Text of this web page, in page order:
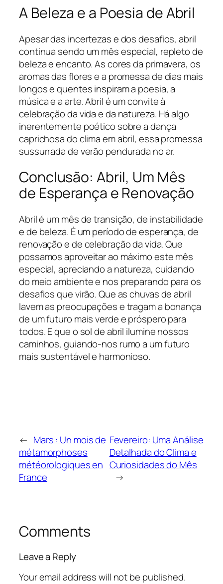
A Beleza e a Poesia de Abril
Apesar das incertezas e dos desafios, abril
continua sendo um mês especial, repleto de
beleza e encanto. As cores da primavera, os
aromas das flores e a promessa de dias mais
longos e quentes inspiram a poesia, a
música e a arte. Abril é um convite à
celebração da vida e da natureza. Há algo
inerentemente poético sobre a dança
caprichosa do clima em abril, essa promessa
sussurrada de verão pendurada no ar.
Conclusão: Abril, Um Mês
de Esperança e Renovação
Abril é um mês de transição, de instabilidade
e de beleza. É um período de esperança, de
renovação e de celebração da vida. Que
possamos aproveitar ao máximo este mês
especial, apreciando a natureza, cuidando
do meio ambiente e nos preparando para os
desafios que virão. Que as chuvas de abril
lavem as preocupações e tragam a bonança
de um futuro mais verde e próspero para
todos. E que o sol de abril ilumine nossos
caminhos, guiando-nos rumo a um futuro
mais sustentável e harmonioso.
← Mars : Un mois de
métamorphoses
météorologiques en
France
Fevereiro: Uma Análise
Detalhada do Clima e
Curiosidades do Mês
→
Comments
Leave a Reply
Your email address will not be published.